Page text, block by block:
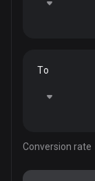
To
Conversion rate